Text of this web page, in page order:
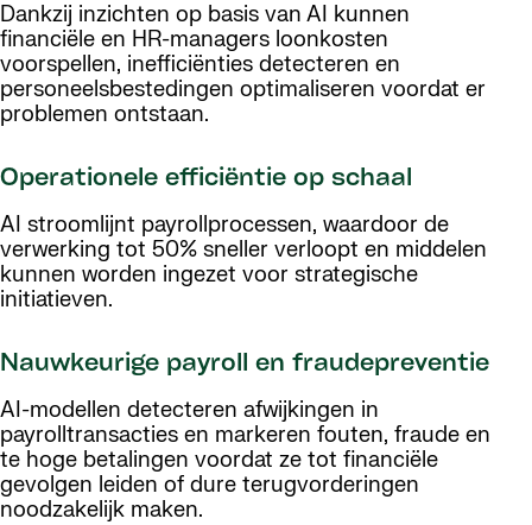
Dankzij inzichten op basis van AI kunnen
financiële en HR-managers loonkosten
voorspellen, inefficiënties detecteren en
personeelsbestedingen optimaliseren voordat er
problemen ontstaan.
Operationele efficiëntie op schaal
AI stroomlijnt payrollprocessen, waardoor de
verwerking tot 50% sneller verloopt en middelen
kunnen worden ingezet voor strategische
initiatieven.
Nauwkeurige payroll en fraudepreventie
AI-modellen detecteren afwijkingen in
payrolltransacties en markeren fouten, fraude en
te hoge betalingen voordat ze tot financiële
gevolgen leiden of dure terugvorderingen
noodzakelijk maken.